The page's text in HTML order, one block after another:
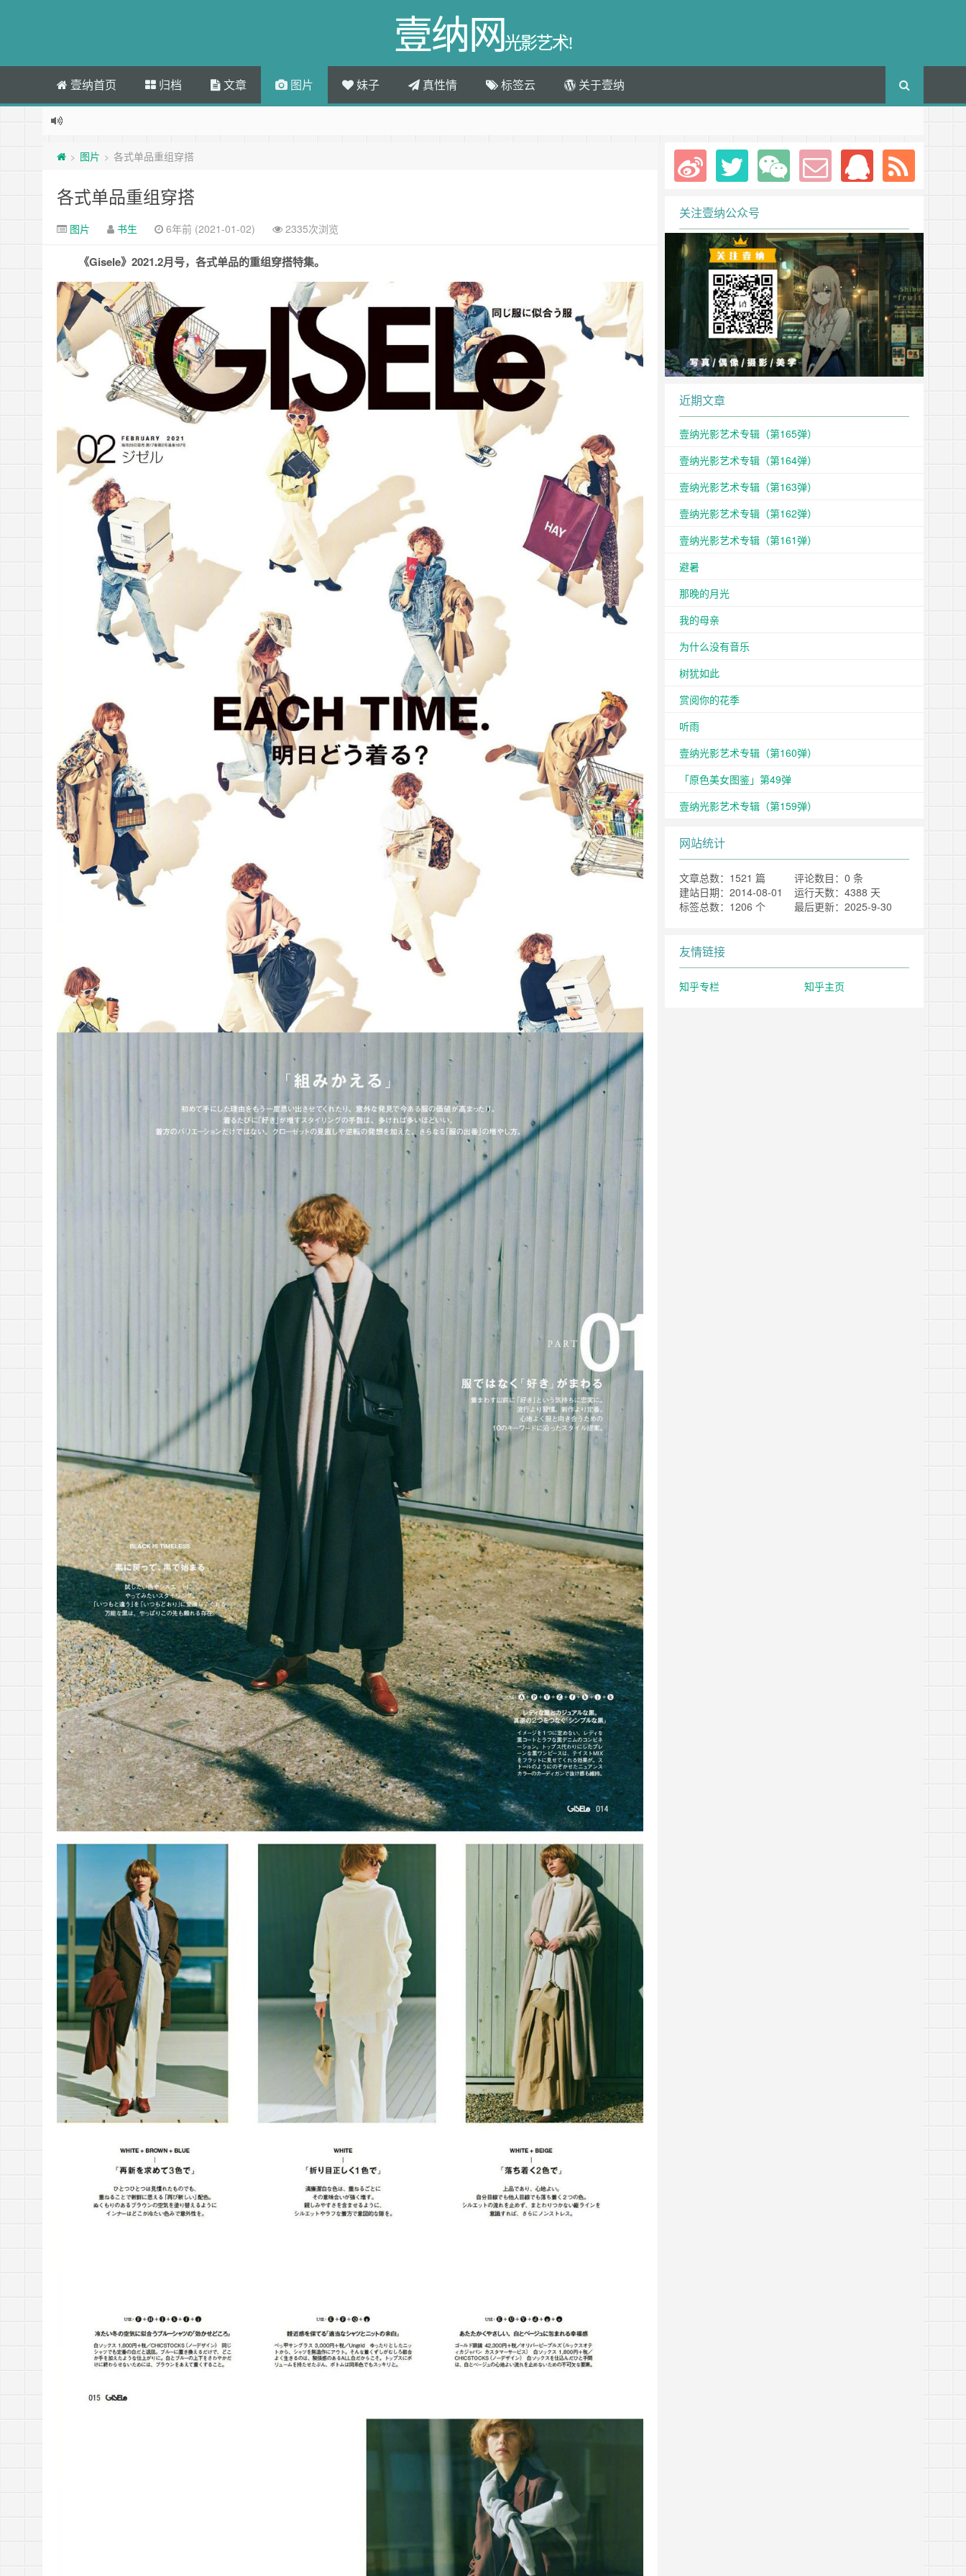
壹纳网光影艺术!
壹纳首页 归档 文章 图片 妹子 真性情 标签云 关于壹纳
> 图片 > 各式单品重组穿搭
各式单品重组穿搭
图片 书生 6年前 (2021-01-02) 2335次浏览
《Gisele》2021.2月号，各式单品的重组穿搭特集。
关注壹纳公众号
近期文章
壹纳光影艺术专辑（第165弹）
壹纳光影艺术专辑（第164弹）
壹纳光影艺术专辑（第163弹）
壹纳光影艺术专辑（第162弹）
壹纳光影艺术专辑（第161弹）
避暑
那晚的月光
我的母亲
为什么没有音乐
树犹如此
赏阅你的花季
听雨
壹纳光影艺术专辑（第160弹）
「原色美女图鉴」第49弹
壹纳光影艺术专辑（第159弹）
网站统计
文章总数：1521 篇
评论数目：0 条
建站日期：2014-08-01
运行天数：4388 天
标签总数：1206 个
最后更新：2025-9-30
友情链接
知乎专栏 知乎主页